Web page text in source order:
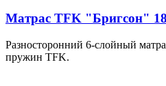
Матрас TFK "Бригсон"
Разносторонний 6-слойный
пружин TFK.